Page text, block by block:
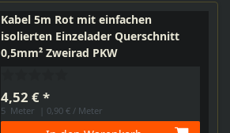
Kabel 5m Rot mit einfachen
isolierten Einzelader Querschnitt
0,5mm² Zweirad PKW
4,52 € *
5 Meter | 0,90 € / Meter